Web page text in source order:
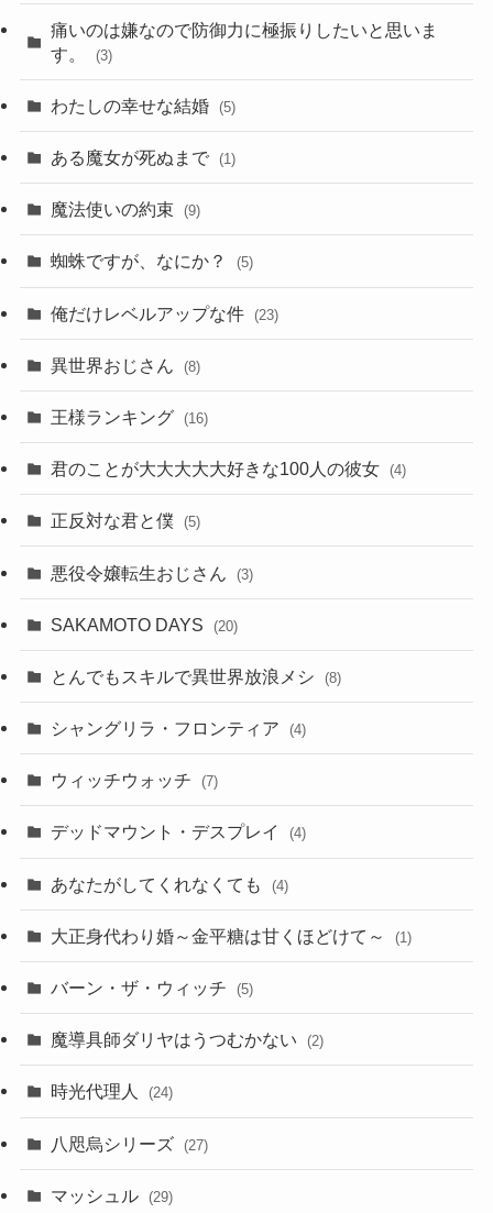
痛いのは嫌なので防御力に極振りしたいと思いま
す。
(3)
わたしの幸せな結婚 (5)
ある魔女が死ぬまで (1)
魔法使いの約束 (9)
蜘蛛ですが、なにか？ (5)
俺だけレベルアップな件 (23)
異世界おじさん (8)
王様ランキング (16)
君のことが大大大大大好きな100人の彼女 (4)
正反対な君と僕 (5)
悪役令嬢転生おじさん (3)
SAKAMOTO DAYS (20)
とんでもスキルで異世界放浪メシ (8)
シャングリラ・フロンティア (4)
ウィッチウォッチ (7)
デッドマウント・デスプレイ (4)
あなたがしてくれなくても (4)
大正身代わり婚～金平糖は甘くほどけて～ (1)
バーン・ザ・ウィッチ (5)
魔導具師ダリヤはうつむかない (2)
時光代理人 (24)
八咫烏シリーズ (27)
マッシュル (29)